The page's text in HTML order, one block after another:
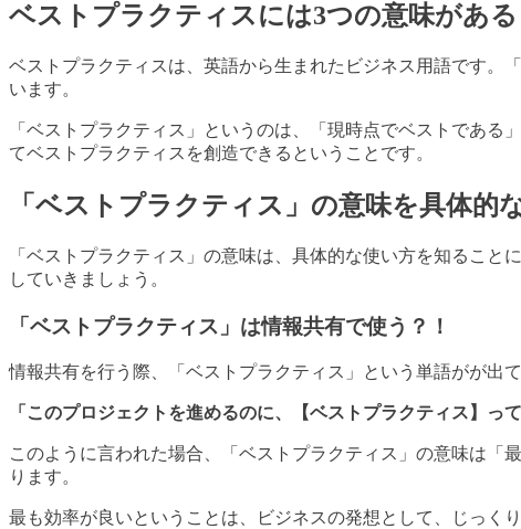
ベストプラクティスには3つの意味がある
ベストプラクティスは、英語から生まれたビジネス用語です。
います。
「ベストプラクティス」というのは、「現時点でベストであ
てベストプラクティスを創造できるということです。
「ベストプラクティス」の意味を具体的
「ベストプラクティス」の意味は、具体的な使い方を知るこ
していきましょう。
「ベストプラクティス」は情報共有で使う？！
情報共有を行う際、「ベストプラクティス」という単語がが出
「このプロジェクトを進めるのに、【ベストプラクティス】っ
このように言われた場合、「ベストプラクティス」の意味は「
ります。
最も効率が良いということは、ビジネスの発想として、じっく